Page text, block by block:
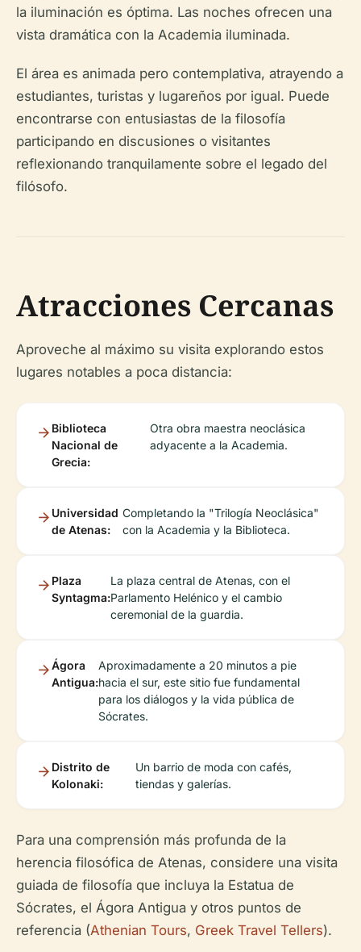
la iluminación es óptima. Las noches ofrecen una
vista dramática con la Academia iluminada.
El área es animada pero contemplativa, atrayendo a
estudiantes, turistas y lugareños por igual. Puede
encontrarse con entusiastas de la filosofía
participando en discusiones o visitantes
reflexionando tranquilamente sobre el legado del
filósofo.
Atracciones Cercanas
Aproveche al máximo su visita explorando estos
lugares notables a poca distancia:
Biblioteca
Nacional de
Grecia:
Otra obra maestra neoclásica
adyacente a la Academia.
Universidad
de Atenas:
Completando la "Trilogía Neoclásica"
con la Academia y la Biblioteca.
Plaza
Syntagma:
La plaza central de Atenas, con el
Parlamento Helénico y el cambio
ceremonial de la guardia.
Ágora
Antigua:
Aproximadamente a 20 minutos a pie
hacia el sur, este sitio fue fundamental
para los diálogos y la vida pública de
Sócrates.
Distrito de
Kolonaki:
Un barrio de moda con cafés,
tiendas y galerías.
Para una comprensión más profunda de la
herencia filosófica de Atenas, considere una visita
guiada de filosofía que incluya la Estatua de
Sócrates, el Ágora Antigua y otros puntos de
referencia (Athenian Tours, Greek Travel Tellers).